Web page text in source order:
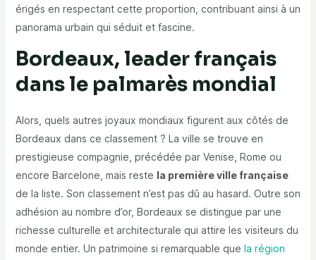
érigés en respectant cette proportion, contribuant ainsi à un
panorama urbain qui séduit et fascine.
Bordeaux, leader français
dans le palmarès mondial
Alors, quels autres joyaux mondiaux figurent aux côtés de
Bordeaux dans ce classement ? La ville se trouve en
prestigieuse compagnie, précédée par Venise, Rome ou
encore Barcelone, mais reste la première ville française
de la liste. Son classement n’est pas dû au hasard. Outre son
adhésion au nombre d’or, Bordeaux se distingue par une
richesse culturelle et architecturale qui attire les visiteurs du
monde entier. Un patrimoine si remarquable que la région